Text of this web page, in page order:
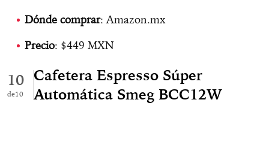
Dónde comprar: Amazon.mx
Precio: $449 MXN
10
10
Cafetera Espresso Súper
Automática Smeg BCC12W